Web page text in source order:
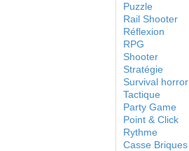
Puzzle
Rail Shooter
Réflexion
RPG
Shooter
Stratégie
Survival horror
Tactique
Party Game
Point & Click
Rythme
Casse Briques